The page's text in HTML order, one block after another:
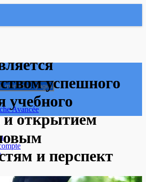
Avancée
успешного
учебного
и открытием
и перспект